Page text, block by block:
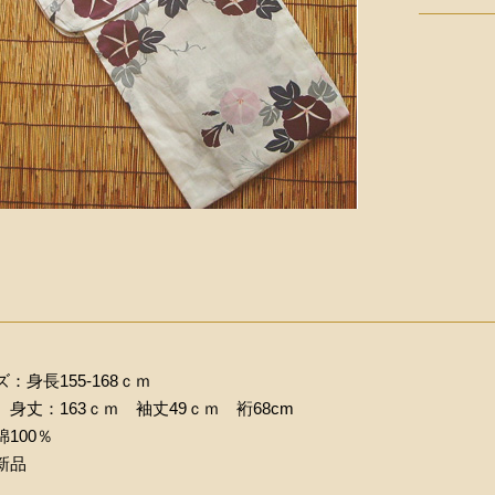
：身長155-168ｃｍ
身丈：163ｃｍ 袖丈49ｃｍ 裄68cm
100％
品